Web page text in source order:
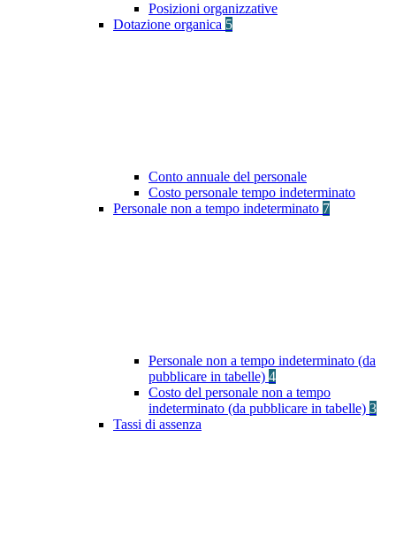
Posizioni organizzative
Dotazione organica 5
Conto annuale del personale
Costo personale tempo indeterminato
Personale non a tempo indeterminato 7
Personale non a tempo indeterminato (da
pubblicare in tabelle) 4
Costo del personale non a tempo
indeterminato (da pubblicare in tabelle) 3
Tassi di assenza